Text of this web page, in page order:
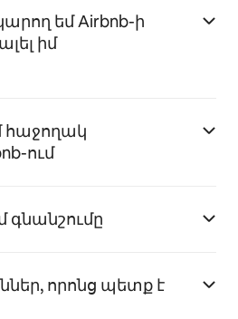
եմ Airbnb-ի
իմ
հաջողակ
ում
գնանշումը
որոնց պետք է